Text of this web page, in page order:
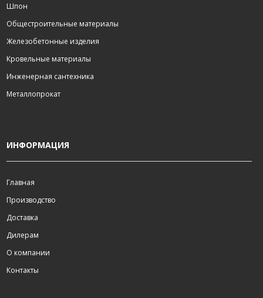
Шпон
Общестроительные материалы
Железобетонные изделия
Кровельные материалы
Инженерная сантехника
Металлопрокат
ИНФОРМАЦИЯ
Главная
Производство
Доставка
Дилерам
О компании
Контакты